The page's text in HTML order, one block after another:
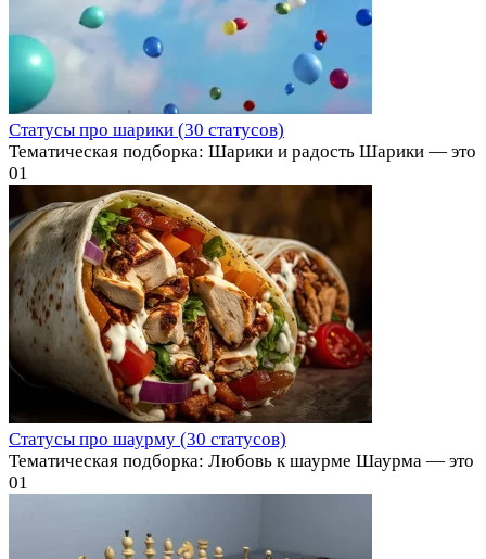
Статусы про шарики (30 статусов)
Тематическая подборка: Шарики и радость Шарики — это
01
Статусы про шаурму (30 статусов)
Тематическая подборка: Любовь к шаурме Шаурма — это
01